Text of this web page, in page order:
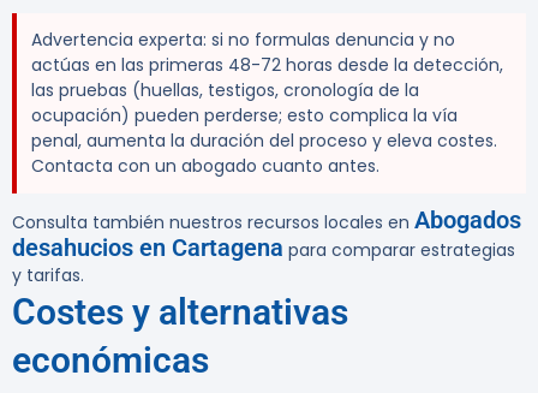
Advertencia experta: si no formulas denuncia y no
actúas en las primeras 48-72 horas desde la detección,
las pruebas (huellas, testigos, cronología de la
ocupación) pueden perderse; esto complica la vía
penal, aumenta la duración del proceso y eleva costes.
Contacta con un abogado cuanto antes.
Consulta también nuestros recursos locales en Abogados
desahucios en Cartagena para comparar estrategias
y tarifas.
Costes y alternativas
económicas